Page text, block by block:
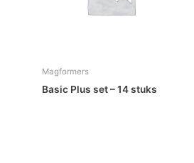
Magformers
Basic Plus set – 14 stuks